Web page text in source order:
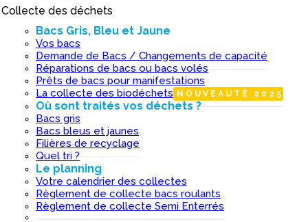
Collecte des déchets
Bacs Gris, Bleu et Jaune
Vos bacs
Demande de Bacs / Changements de capacité
Réparations de bacs ou bacs volés
Prêts de bacs pour manifestations
La collecte des biodéchets NOUVEAUTÉ 2025
Où sont traités vos déchets ?
Bacs gris
Bacs bleus et jaunes
Filières de recyclage
Quel tri ?
Le planning
Votre calendrier des collectes
Règlement de collecte bacs roulants
Règlement de collecte Semi Enterrés